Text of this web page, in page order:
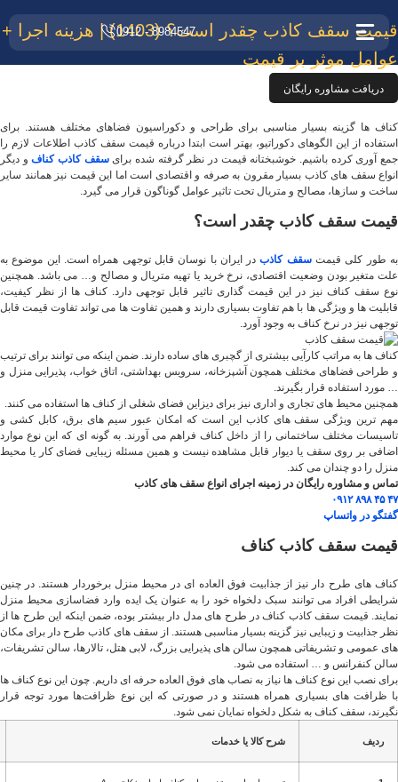
8984547 - 0912
قیمت سقف کاذب چقدر است؟ (1403) | هزینه اجرا +
عوامل موثر بر قیمت
دریافت مشاوره رایگان
کناف ها گزینه بسیار مناسبی برای طراحی و دکوراسیون فضاهای مختلف هستند. برای
استفاده از این الگوهای دکوراتیو، بهتر است ابتدا درباره قیمت سقف کاذب اطلاعات لازم را
جمع آوری کرده باشیم. خوشبختانه قیمت در نظر گرفته شده برایسقف کاذب کناف و دیگر
انواع سقف های کاذب بسیار مقرون به صرفه و اقتصادی است اما این قیمت نیز همانند سایر
ساخت و سازها، مصالح و متریال تحت تاثیر عوامل گوناگون قرار می گیرد.
قیمت سقف کاذب چقدر است؟
به طور کلی قیمتسقف کاذبدر ایران با نوسان قابل توجهی همراه است. این موضوع به
علت متغیر بودن وضعیت اقتصادی، نرخ خرید یا تهیه متریال و مصالح و… می باشد. همچنین
نوع سقف کناف نیز در این قیمت ‌گذاری تاثیر قابل توجهی دارد. کناف ها از نظر کیفیت،
قابلیت ها و ویژگی ها با هم تفاوت بسیاری دارند و همین تفاوت ها می تواند تفاوت قیمت قابل
توجهی نیز در نرخ کناف به وجود آورد.
کناف ها به مراتب کارآیی بیشتری از گچبری های ساده دارند. ضمن اینکه می ‌توانند برای ترتیب
و طراحی فضاهای مختلف همچون آشپزخانه، سرویس بهداشتی، اتاق خواب، پذیرایی منزل و
… مورد استفاده قرار بگیرند.
همچنین محیط های تجاری و اداری نیز برای دیزاین فضای شغلی از کناف ها استفاده می کنند.
مهم ترین ویژگی سقف های کاذب این است که امکان عبور سیم های برق، کابل کشی و
تاسیسات مختلف ساختمانی را از داخل کناف فراهم می آورند. به گونه ای که این نوع موارد
اضافی بر روی سقف یا دیوار قابل مشاهده نیست و همین مسئله زیبایی فضای کار یا محیط
منزل را دو چندان می کند.
تماس و مشاوره رایگان در زمینه اجرای انواع سقف های کاذب
۴۷ ۴۵ ۸۹۸ ۰۹۱۲
گفتگو در واتساپ
قیمت سقف کاذب کناف
کناف های طرح دار نیز از جذابیت فوق العاده ای در محیط منزل برخوردار هستند. در چنین
شرایطی افراد می ‌توانند سبک دلخواه خود را به عنوان یک ایده وارد فضاسازی محیط منزل
نمایند. قیمت سقف کاذب کناف در طرح های مدل دار بیشتر بوده، ضمن اینکه این طرح ها از
نظر جذابیت و زیبایی نیز گزینه بسیار مناسبی هستند. از سقف های کاذب طرح دار برای مکان
های عمومی و تشریفاتی همچون سالن های پذیرایی بزرگ، لابی هتل، تالارها، سالن تشریفات،
سالن کنفرانس و … استفاده می شود.
برای نصب این نوع کناف ها نیاز به نصاب های فوق العاده حرفه ای داریم. چون این نوع کناف ها
با ظرافت های بسیاری همراه هستند و در صورتی که این نوع ظرافت‌ها مورد توجه قرار
نگیرند، سقف کناف به شکل دلخواه نمایان نمی شود.
ردیف شرح کالا یا خدمات